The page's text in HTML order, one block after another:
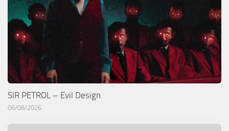
SIR PETROL – Evil Design
06/08/2026